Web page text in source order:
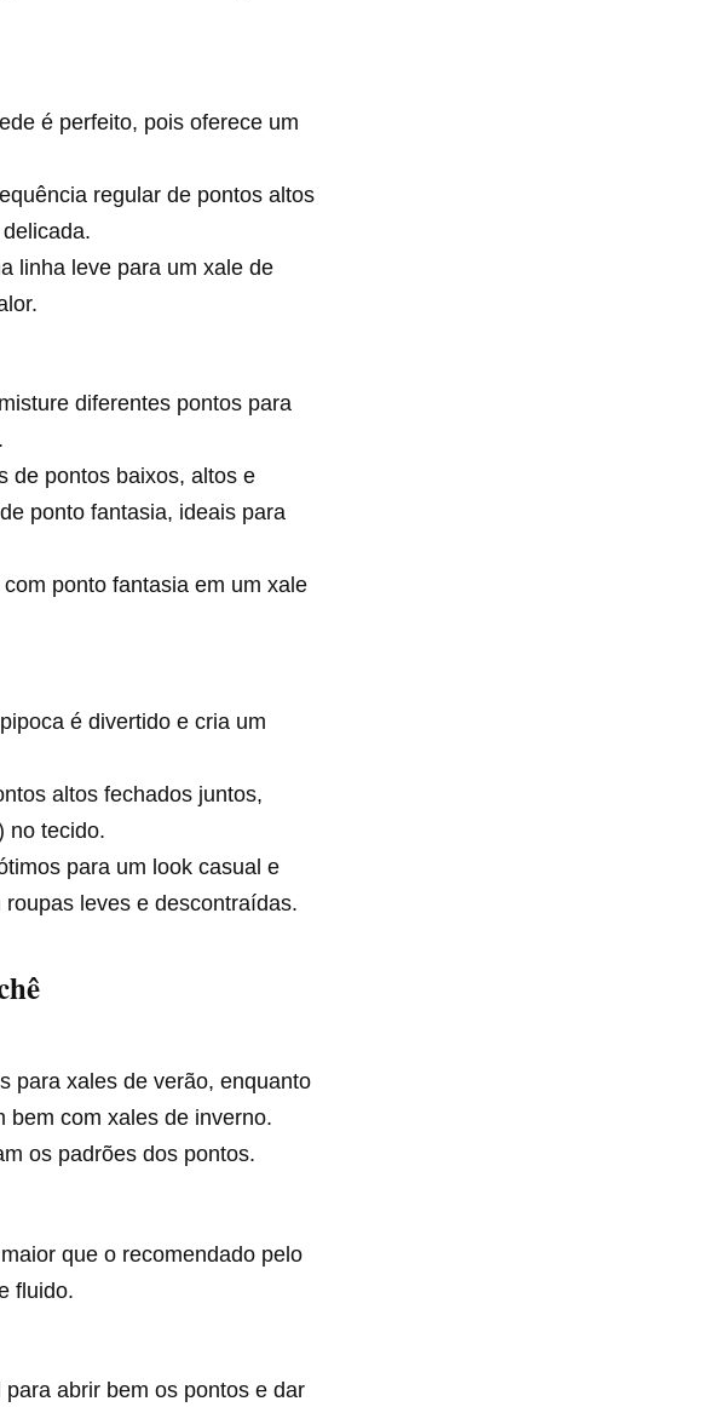
é perfeito, pois oferece um
regular de pontos altos
linha leve para um xale de
diferentes pontos para
de pontos baixos, altos e
ponto fantasia, ideais para
ponto fantasia em um xale
é divertido e cria um
altos fechados juntos,
no tecido.
para um look casual e
leves e descontraídas.
para xales de verão, enquanto
bem com xales de inverno.
os padrões dos pontos.
que o recomendado pelo
fluido.
abrir bem os pontos e dar